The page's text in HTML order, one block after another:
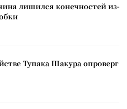
лишился конечностей из-
Тупака Шакура опроверг